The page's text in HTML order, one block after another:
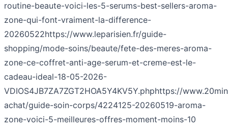
routine-beaute-voici-les-5-serums-best-sellers-aroma-
zone-qui-font-vraiment-la-difference-
20260522https://www.leparisien.fr/guide-
shopping/mode-soins/beaute/fete-des-meres-aroma-
zone-ce-coffret-anti-age-serum-et-creme-est-le-
cadeau-ideal-18-05-2026-
VDIOS4JB7ZA7ZGT2HOA5Y4KV5Y.phphttps://
achat/guide-soin-corps/4224125-20260519-aroma-
zone-voici-5-meilleures-offres-moment-moins-10